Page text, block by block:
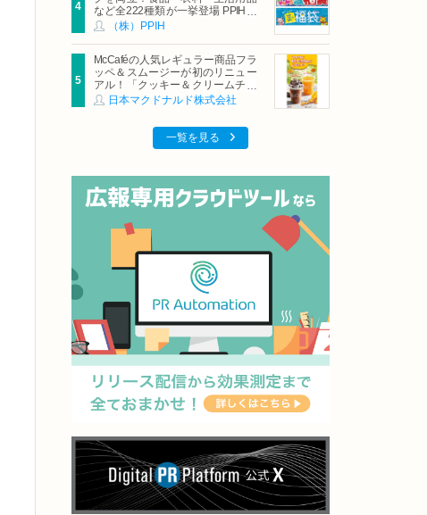
など全222種類が一挙登場 PPIHグ
ループ「夏福袋」＆セール 8月6日
（株）PPIH
McCaféの人気レギュラー商品フラ
ッペ＆スムージーが初のリニュー
アル！「クッキー＆クリームチョ
コフラッペ」「マンゴースムージ
日本マクドナルド株式会社
一覧を見る